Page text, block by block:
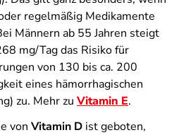
regelmäßig Medikamente
Männern ab 55 Jahren steigt
mg/Tag das Risiko für
von 130 bis ca. 200
eines hämorrhagischen
zu. Mehr zu Vitamin E.
von Vitamin D ist geboten,